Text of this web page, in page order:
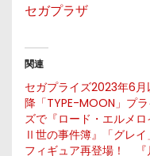
セガプラザ
関連
セガプライズ2023年6月
降「TYPE-MOON」プラ
ズで『ロード・エルメロ
Ⅱ世の事件簿』「グレイ
フィギュア再登場！ 『